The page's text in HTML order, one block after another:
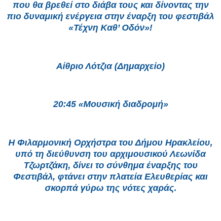
που θα βρεθεί στο διάβα τους και δίνοντας την
πιο δυναμική ενέργεια στην έναρξη του φεστιβάλ
«Τέχνη Καθ’ Οδόν»!
Αίθριο Λότζια (Δημαρχείο)
20:45 «Μουσική διαδρομή»
Η Φιλαρμονική Ορχήστρα του Δήμου Ηρακλείου,
υπό τη διεύθυνση του αρχιμουσικού Λεωνίδα
Τζωρτζάκη, δίνει το σύνθημα έναρξης του
Φεστιβάλ, φτάνει στην πλατεία Ελευθερίας και
σκορπά γύρω της νότες χαράς.